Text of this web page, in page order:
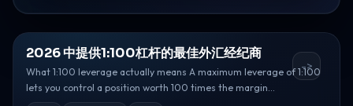
2026 中提供1:100杠杆的最佳外汇经纪商
What 1:100 leverage actually means A maximum leverage of 1:100
lets you control a position worth 100 times the margin...
->